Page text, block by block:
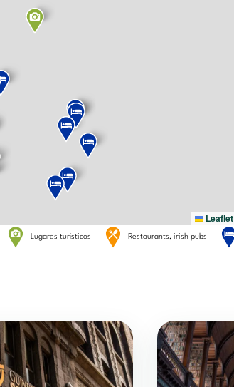
Leaflet
Lugares turísticos Restaurants, irish pubs